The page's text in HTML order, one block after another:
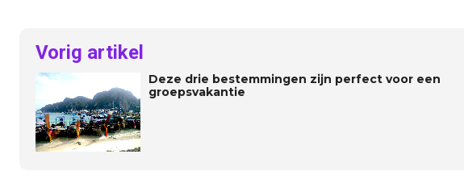
Vorig artikel
Deze drie bestemmingen zijn perfect voor een
groepsvakantie